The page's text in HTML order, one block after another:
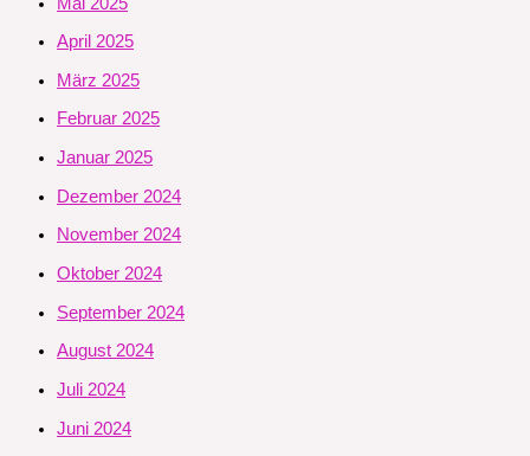
April 2025
März 2025
Februar 2025
Januar 2025
Dezember 2024
November 2024
Oktober 2024
September 2024
August 2024
Juli 2024
Juni 2024